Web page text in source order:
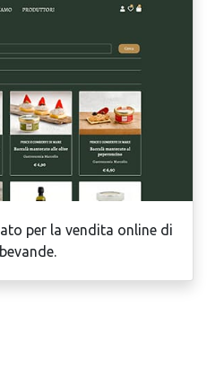
per la vendita online di